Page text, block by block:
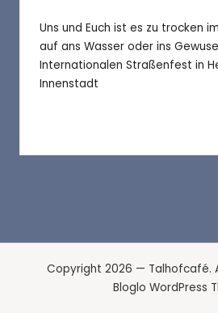
Uns und Euch ist es zu trocken
auf ans Wasser oder ins
Internationalen Straßenfest in
Innenstadt
Copyright 2026 — Talhofcafé.
Bloglo WordPress